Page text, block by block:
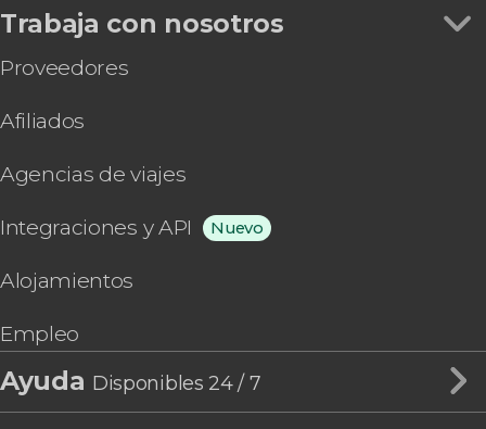
Trabaja con nosotros
Proveedores
Afiliados
Agencias de viajes
Integraciones y API Nuevo
Alojamientos
Empleo
Ayuda Disponibles 24 / 7